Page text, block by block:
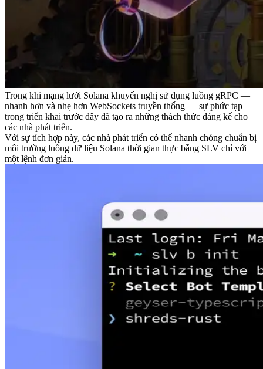
Trong khi mạng lưới Solana khuyến nghị sử dụng luồng gRPC —
nhanh hơn và nhẹ hơn WebSockets truyền thống — sự phức tạp
trong triển khai trước đây đã tạo ra những thách thức đáng kể cho
các nhà phát triển.
Với sự tích hợp này, các nhà phát triển có thể nhanh chóng chuẩn bị
môi trường luồng dữ liệu Solana thời gian thực bằng SLV chỉ với
một lệnh đơn giản.